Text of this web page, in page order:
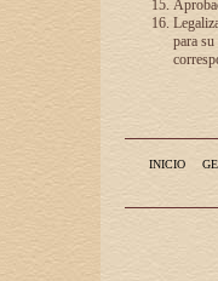
para
INICIO